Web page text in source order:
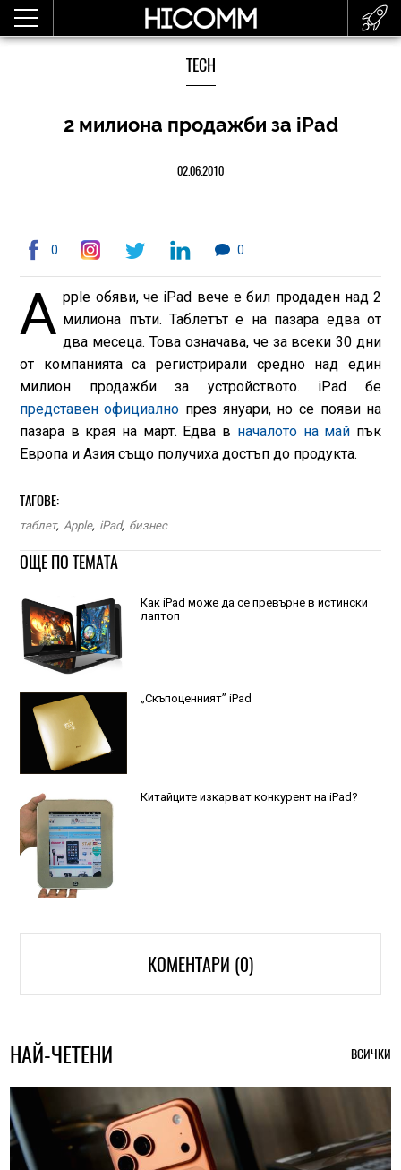
TECH
2 милиона продажби за iPad
02.06.2010
0 0
A pple обяви, че iPad вече е бил продаден над 2
милиона пъти. Таблетът е на пазара едва от
два месеца. Това означава, че за всеки 30 дни
от компанията са регистрирали средно над един
милион продажби за устройството. iPad бе
представен официално през януари, но се появи на
пазара в края на март. Едва в началото на май пък
Европа и Азия също получиха достъп до продукта.
ТАГОВЕ:
таблет, Apple, iPad, бизнес
ОЩЕ ПО ТЕМАТА
Как iPad може да се превърне в истински
лаптоп
„Скъпоценният” iPad
Китайците изкарват конкурент на iPad?
КОМЕНТАРИ (0)
НАЙ-ЧЕТЕНИ ВСИЧКИ